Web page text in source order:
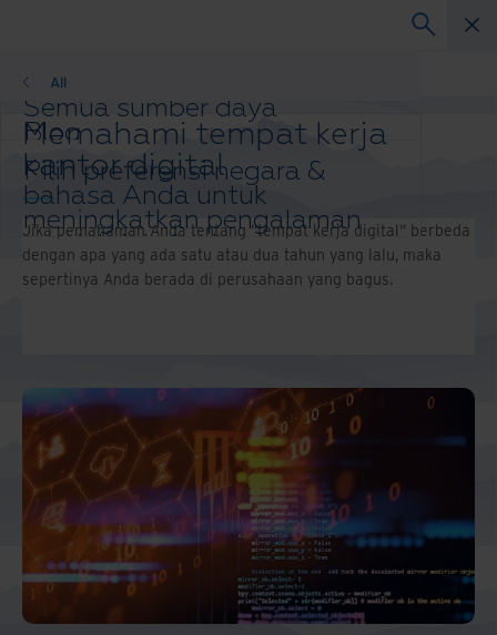
Semua sumber daya
Blog
Kisah Keberhasilan Pelanggan
Panduan Solusi
Webinar
Laporan Resmi
All
Pilih preferensi negara &
bahasa Anda untuk
meningkatkan pengalaman
menjelajah Anda.
Ubah wilayah dan bahasa
Anda
Middle East North Africa And Turkey
North America
Blog
Memahami tempat kerja
kantor digital
Jika pemahaman Anda tentang "tempat kerja digital" berbeda
dengan apa yang ada satu atau dua tahun yang lalu, maka
sepertinya Anda berada di perusahaan yang bagus.